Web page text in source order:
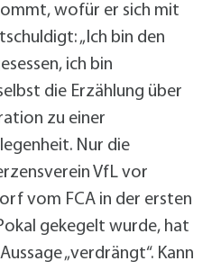
wofür er sich mit
„Ich bin den
ich bin
die Erzählung über
zu einer
Nur die
VfL vor
vom FCA in der ersten
gekegelt wurde, hat
„verdrängt“. Kann